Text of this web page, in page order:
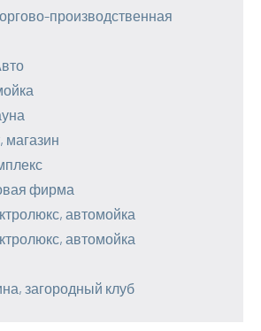
производственная
фирма
автомойка
автомойка
загородный клуб